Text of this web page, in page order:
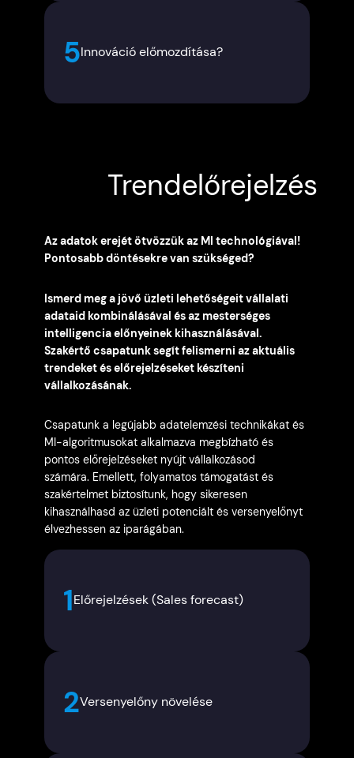
5Innováció előmozdítása?
Trendelőrejelzés
Az adatok erejét ötvözzük az MI technológiával!
Pontosabb döntésekre van szükséged?
Ismerd meg a jövő üzleti lehetőségeit vállalati
adataid kombinálásával és az mesterséges
intelligencia előnyeinek kihasználásával.
Szakértő csapatunk segít felismerni az aktuális
trendeket és előrejelzéseket készíteni
vállalkozásának.
Csapatunk a legújabb adatelemzési technikákat és
MI-algoritmusokat alkalmazva megbízható és
pontos előrejelzéseket nyújt vállalkozásod
számára. Emellett, folyamatos támogatást és
szakértelmet biztosítunk, hogy sikeresen
kihasználhasd az üzleti potenciált és versenyelőnyt
élvezhessen az iparágában.
1Előrejelzések (Sales forecast)
2Versenyelőny növelése